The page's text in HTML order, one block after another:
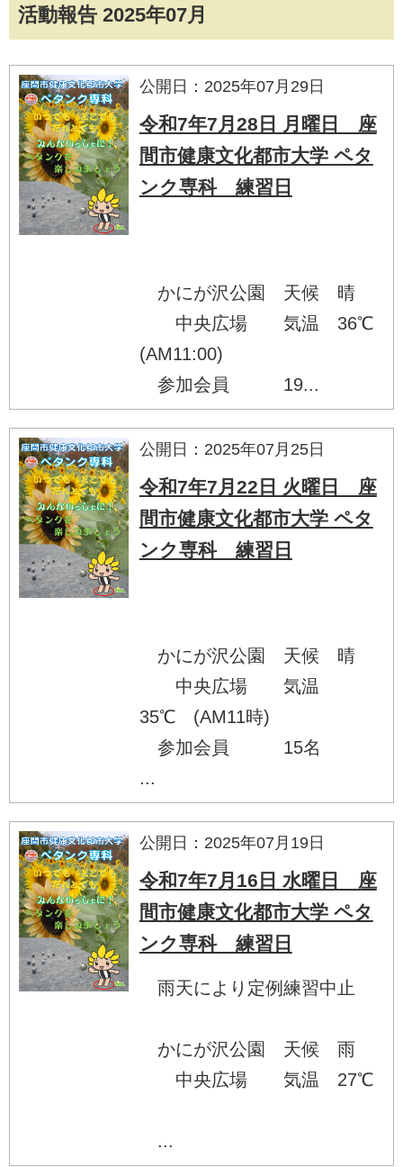
活動報告 2025年07月
公開日：2025年07月29日
令和7年7月28日 月曜日 座
間市健康文化都市大学 ペタ
ンク専科 練習日
かにが沢公園 天候 晴
中央広場 気温 36℃
(AM11:00)
参加会員 19...
公開日：2025年07月25日
令和7年7月22日 火曜日 座
間市健康文化都市大学 ペタ
ンク専科 練習日
かにが沢公園 天候 晴
中央広場 気温
35℃ (AM11時)
参加会員 15名
...
公開日：2025年07月19日
令和7年7月16日 水曜日 座
間市健康文化都市大学 ペタ
ンク専科 練習日
雨天により定例練習中止
かにが沢公園 天候 雨
中央広場 気温 27℃
...